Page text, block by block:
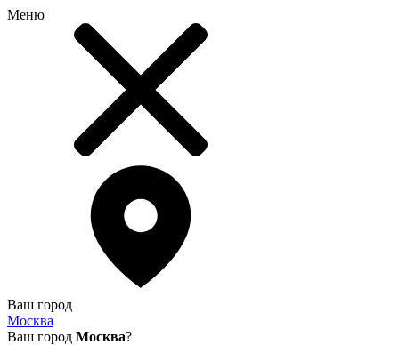
Меню
Ваш город
Москва
Ваш город Москва?